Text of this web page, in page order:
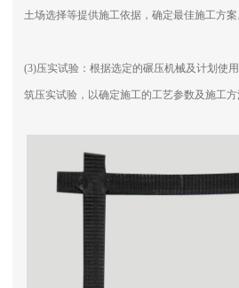
土场选择等提供施工依据，确定最佳施工方案
(3)压实试验：根据选定的碾压机械及计划使
筑压实试验，以确定施工的工艺参数及施工方